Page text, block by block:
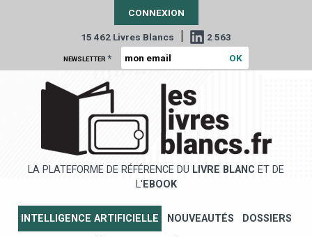
CONNEXION
15 462 Livres Blancs | 2 563
NEWSLETTER *
LA PLATEFORME DE RÉFÉRENCE DU LIVRE BLANC ET DE
L' EBOOK
INTELLIGENCE ARTIFICIELLE NOUVEAUTÉS DOSSIERS